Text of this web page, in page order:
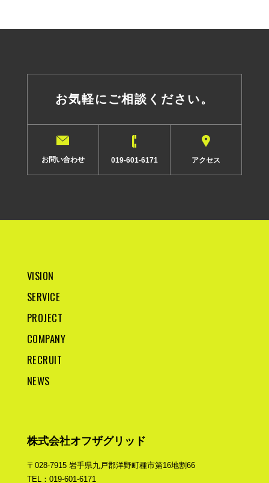
お気軽にご相談ください。
お問い合わせ 019-601-6171 アクセス
VISION
SERVICE
PROJECT
COMPANY
RECRUIT
NEWS
株式会社オフザグリッド
〒028-7915 岩手県九戸郡洋野町種市第16地割66
TEL：019-601-6171